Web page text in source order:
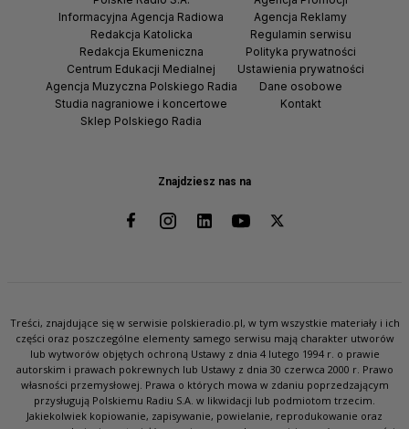
Znajdziesz nas na
Informacyjna Agencja Radiowa
Redakcja Katolicka
Redakcja Ekumeniczna
Centrum Edukacji Medialnej
Agencja Muzyczna Polskiego Radia
Studia nagraniowe i koncertowe
Sklep Polskiego Radia
Agencja Reklamy
Regulamin serwisu
Polityka prywatności
Ustawienia prywatności
Dane osobowe
Kontakt
Treści, znajdujące się w serwisie polskieradio.pl, w tym wszystkie materiały i ich
części oraz poszczególne elementy samego serwisu mają charakter utworów
lub wytworów objętych ochroną Ustawy z dnia 4 lutego 1994 r. o prawie
autorskim i prawach pokrewnych lub Ustawy z dnia 30 czerwca 2000 r. Prawo
własności przemysłowej. Prawa o których mowa w zdaniu poprzedzającym
przysługują Polskiemu Radiu S.A. w likwidacji lub podmiotom trzecim.
Jakiekolwiek kopiowanie, zapisywanie, powielanie, reprodukowanie oraz